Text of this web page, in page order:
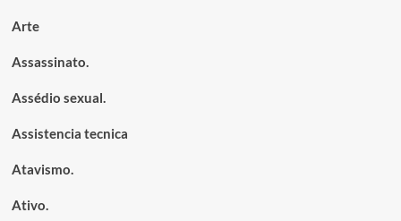
Arte
Assassinato.
Assédio sexual.
Assistencia tecnica
Atavismo.
Ativo.